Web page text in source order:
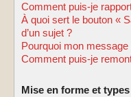
Comment puis-je
À quoi sert le bouton «
d’un sujet ?
Pourquoi mon message
Comment puis-je
Mise en forme et